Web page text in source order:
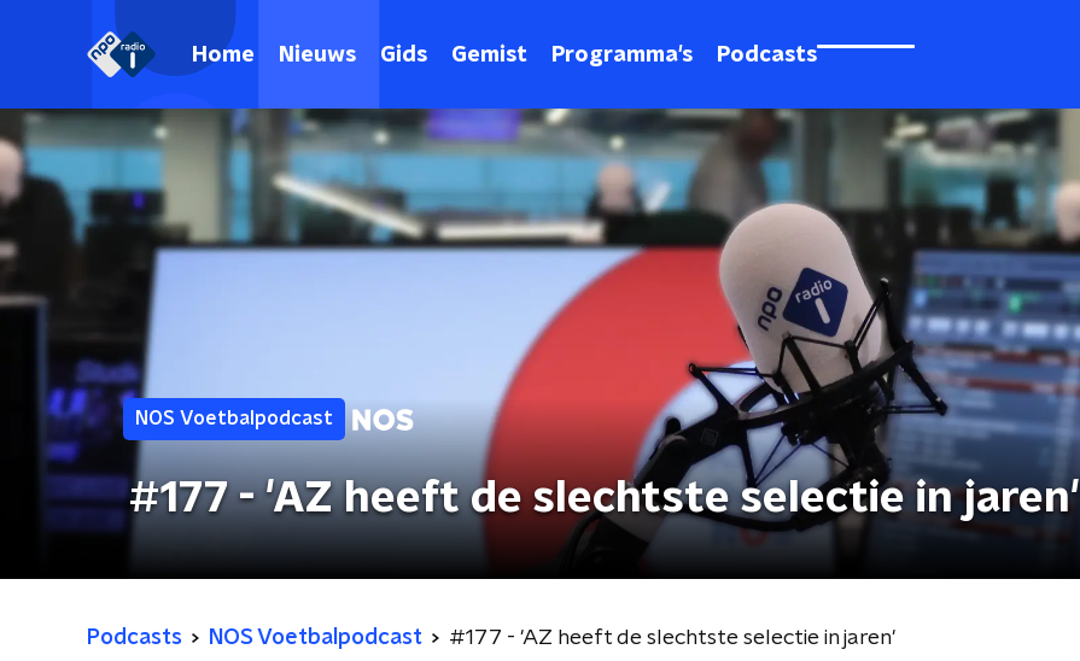
Home Nieuws Gids Gemist Programma's Podcasts
NOS Voetbalpodcast
#177 - 'AZ heeft de slechtste selectie in jaren'
Podcasts NOS Voetbalpodcast #177 - 'AZ heeft de slechtste selectie in jaren'